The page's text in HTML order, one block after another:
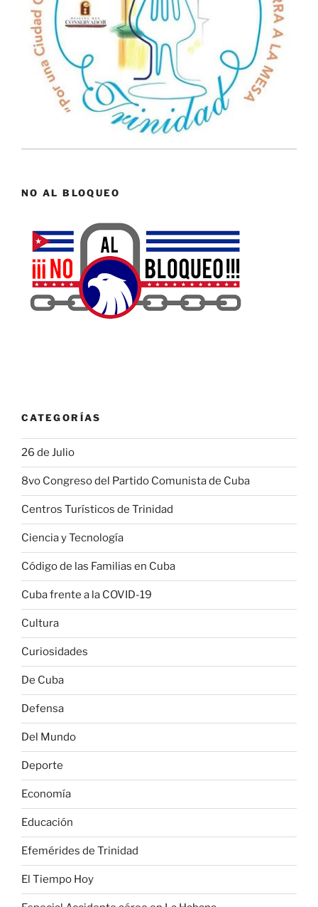
NO AL BLOQUEO
CATEGORÍAS
26 de Julio
8vo Congreso del Partido Comunista de Cuba
Centros Turísticos de Trinidad
Ciencia y Tecnología
Código de las Familias en Cuba
Cuba frente a la COVID-19
Cultura
Curiosidades
De Cuba
Defensa
Del Mundo
Deporte
Economía
Educación
Efemérides de Trinidad
El Tiempo Hoy